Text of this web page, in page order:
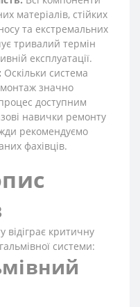
матеріалів, стійких
та екстремальних
тривалий термін
експлуатації.
Оскільки система
монтаж значно
доступним
навички ремонту
рекомендуємо
фахівців.
критичну
системи: